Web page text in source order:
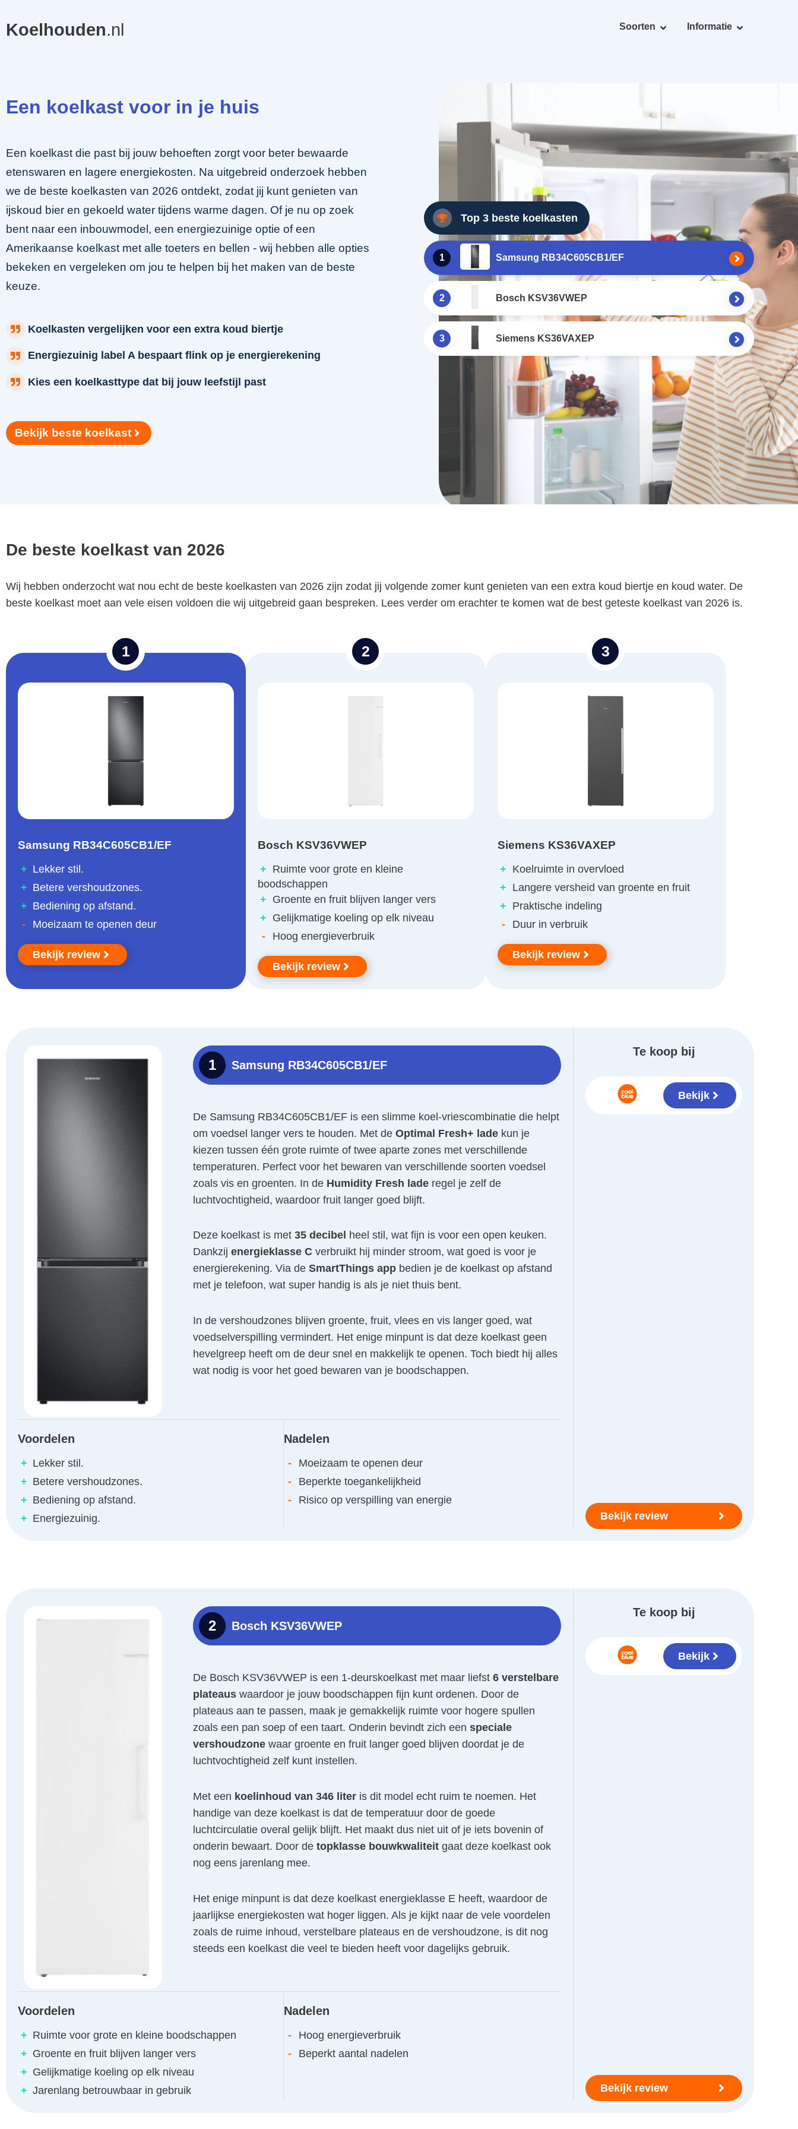
Koelhouden.nl Soorten Informatie
Een koelkast voor in je huis
Een koelkast die past bij jouw behoeften zorgt voor beter bewaarde
etenswaren en lagere energiekosten. Na uitgebreid onderzoek hebben
we de beste koelkasten van 2026 ontdekt, zodat jij kunt genieten van
ijskoud bier en gekoeld water tijdens warme dagen. Of je nu op zoek
bent naar een inbouwmodel, een energiezuinige optie of een
Amerikaanse koelkast met alle toeters en bellen - wij hebben alle opties
bekeken en vergeleken om jou te helpen bij het maken van de beste
keuze.
Koelkasten vergelijken voor een extra koud biertje
Energiezuinig label A bespaart flink op je energierekening
Kies een koelkasttype dat bij jouw leefstijl past
Bekijk beste koelkast
Top 3 beste koelkasten
1 Samsung RB34C605CB1/EF
2 Bosch KSV36VWEP
3 Siemens KS36VAXEP
De beste koelkast van 2026
Wij hebben onderzocht wat nou echt de beste koelkasten van 2026 zijn zodat jij volgende zomer kunt genieten van een extra koud biertje en koud water. De
beste koelkast moet aan vele eisen voldoen die wij uitgebreid gaan bespreken. Lees verder om erachter te komen wat de best geteste koelkast van 2026 is.
1
Samsung RB34C605CB1/EF
+ Lekker stil.
+ Betere vershoudzones.
+ Bediening op afstand.
-
Moeizaam te openen deur
Bekijk review
2
Bosch KSV36VWEP
+ Ruimte voor grote en kleine
boodschappen
+ Groente en fruit blijven langer vers
+ Gelijkmatige koeling op elk niveau
-
Hoog energieverbruik
Bekijk review
3
Siemens KS36VAXEP
+ Koelruimte in overvloed
+ Langere versheid van groente en fruit
+ Praktische indeling
-
Duur in verbruik
Bekijk review
1 Samsung RB34C605CB1/EF
De Samsung RB34C605CB1/EF is een slimme koel-vriescombinatie die helpt
om voedsel langer vers te houden. Met de Optimal Fresh+ ladekun je
kiezen tussen één grote ruimte of twee aparte zones met verschillende
temperaturen. Perfect voor het bewaren van verschillende soorten voedsel
zoals vis en groenten. In de Humidity Fresh laderegel je zelf de
luchtvochtigheid, waardoor fruit langer goed blijft.
Deze koelkast is met 35 decibel heel stil, wat fijn is voor een open keuken.
Dankzij energieklasse Cverbruikt hij minder stroom, wat goed is voor je
energierekening. Via de SmartThings appbedien je de koelkast op afstand
met je telefoon, wat super handig is als je niet thuis bent.
In de vershoudzones blijven groente, fruit, vlees en vis langer goed, wat
voedselverspilling vermindert. Het enige minpunt is dat deze koelkast geen
hevelgreep heeft om de deur snel en makkelijk te openen. Toch biedt hij alles
wat nodig is voor het goed bewaren van je boodschappen.
Voordelen
+ Lekker stil.
+ Betere vershoudzones.
+ Bediening op afstand.
+ Energiezuinig.
Nadelen
-
Moeizaam te openen deur
-
Beperkte toegankelijkheid
-
Risico op verspilling van energie
Te koop bij
Bekijk
Bekijk review
2 Bosch KSV36VWEP
De Bosch KSV36VWEP is een 1-deurskoelkast met maar liefst 6 verstelbare
plateauswaardoor je jouw boodschappen fijn kunt ordenen. Door de
plateaus aan te passen, maak je gemakkelijk ruimte voor hogere spullen
zoals een pan soep of een taart. Onderin bevindt zich een speciale
vershoudzonewaar groente en fruit langer goed blijven doordat je de
luchtvochtigheid zelf kunt instellen.
Met een koelinhoud van 346 literis dit model echt ruim te noemen. Het
handige van deze koelkast is dat de temperatuur door de goede
luchtcirculatie overal gelijk blijft. Het maakt dus niet uit of je iets bovenin of
onderin bewaart. Door de topklasse bouwkwaliteitgaat deze koelkast ook
nog eens jarenlang mee.
Het enige minpunt is dat deze koelkast energieklasse E heeft, waardoor de
jaarlijkse energiekosten wat hoger liggen. Als je kijkt naar de vele voordelen
zoals de ruime inhoud, verstelbare plateaus en de vershoudzone, is dit nog
steeds een koelkast die veel te bieden heeft voor dagelijks gebruik.
Voordelen
+ Ruimte voor grote en kleine boodschappen
+ Groente en fruit blijven langer vers
+ Gelijkmatige koeling op elk niveau
+ Jarenlang betrouwbaar in gebruik
Nadelen
-
Hoog energieverbruik
-
Beperkt aantal nadelen
Te koop bij
Bekijk
Bekijk review